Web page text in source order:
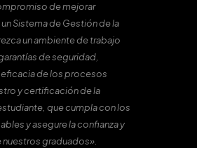
de mejorar
Sistema de Gestión de la
un ambiente de trabajo
de seguridad,
eficacia de los procesos
y certificación de la
que cumpla con los
y asegure la confianza y
graduados».